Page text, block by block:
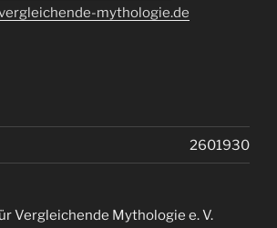
mythologie.de
2601930
Vergleichende Mythologie e. V.